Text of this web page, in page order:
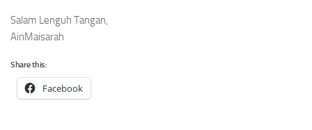
Salam Lenguh Tangan,
AinMaisarah
Share this:
Facebook